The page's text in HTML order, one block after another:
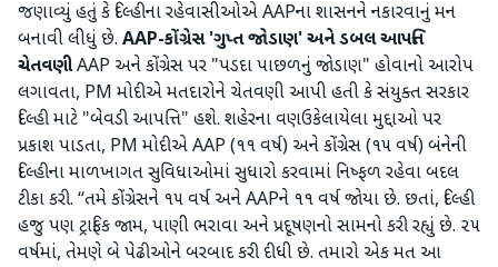
જણાવ્યું હતું કે દિલ્હીના રહેવાસીઓએ AAPના શાસનને નકારવાનું મન
બનાવી લીધું છે. AAP-કોંગ્રેસ 'ગુપ્ત જોડાણ' અને ડબલ આપત્તિ
ચેતવણીAAP અને કોંગ્રેસ પર "પડદા પાછળનું જોડાણ" હોવાનો આરોપ
લગાવતા, PM મોદીએ મતદારોને ચેતવણી આપી હતી કે સંયુક્ત સરકાર
દિલ્હી માટે "બેવડી આપત્તિ" હશે. શહેરના વણઉકેલાયેલા મુદ્દાઓ પર
પ્રકાશ પાડતા, PM મોદીએ AAP (૧૧ વર્ષ) અને કોંગ્રેસ (૧૫ વર્ષ) બંનેની
દિલ્હીના માળખાગત સુવિધાઓમાં સુધારો કરવામાં નિષ્ફળ રહેવા બદલ
ટીકા કરી. “તમે કોંગ્રેસને ૧૫ વર્ષ અને AAPને ૧૧ વર્ષ જોયા છે. છતાં, દિલ્હી
હજુ પણ ટ્રાફિક જામ, પાણી ભરાવા અને પ્રદૂષણનો સામનો કરી રહ્યું છે. ૨૫
વર્ષમાં, તેમણે બે પેઢીઓને બરબાદ કરી દીધી છે. તમારો એક મત આ